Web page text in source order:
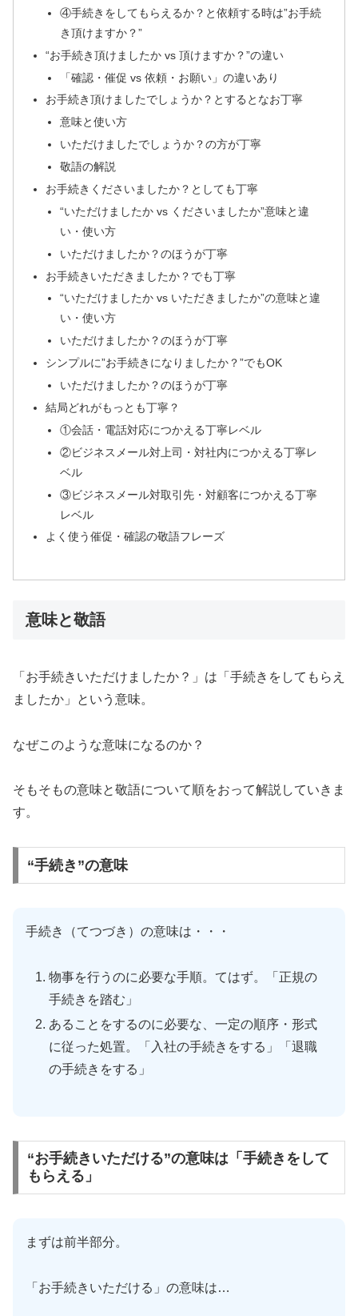
④手続きをしてもらえるか？と依頼する時は”お手続
き頂けますか？”
“お手続き頂けましたか vs 頂けますか？”の違い
「確認・催促 vs 依頼・お願い」の違いあり
お手続き頂けましたでしょうか？とするとなお丁寧
意味と使い方
いただけましたでしょうか？の方が丁寧
敬語の解説
お手続きくださいましたか？としても丁寧
“いただけましたか vs くださいましたか”意味と違
い・使い方
いただけましたか？のほうが丁寧
お手続きいただきましたか？でも丁寧
“いただけましたか vs いただきましたか”の意味と違
い・使い方
いただけましたか？のほうが丁寧
シンプルに”お手続きになりましたか？”でもOK
いただけましたか？のほうが丁寧
結局どれがもっとも丁寧？
①会話・電話対応につかえる丁寧レベル
②ビジネスメール対上司・対社内につかえる丁寧レ
ベル
③ビジネスメール対取引先・対顧客につかえる丁寧
レベル
よく使う催促・確認の敬語フレーズ
意味と敬語
「お手続きいただけましたか？」は「手続きをしてもらえ
ましたか」という意味。
なぜこのような意味になるのか？
そもそもの意味と敬語について順をおって解説していきま
す。
“手続き”の意味
手続き（てつづき）の意味は・・・
物事を行うのに必要な手順。てはず。「正規の
手続きを踏む」
あることをするのに必要な、一定の順序・形式
に従った処置。「入社の手続きをする」「退職
の手続きをする」
“お手続きいただける”の意味は「手続きをして
もらえる」
まずは前半部分。
「お手続きいただける」の意味は…